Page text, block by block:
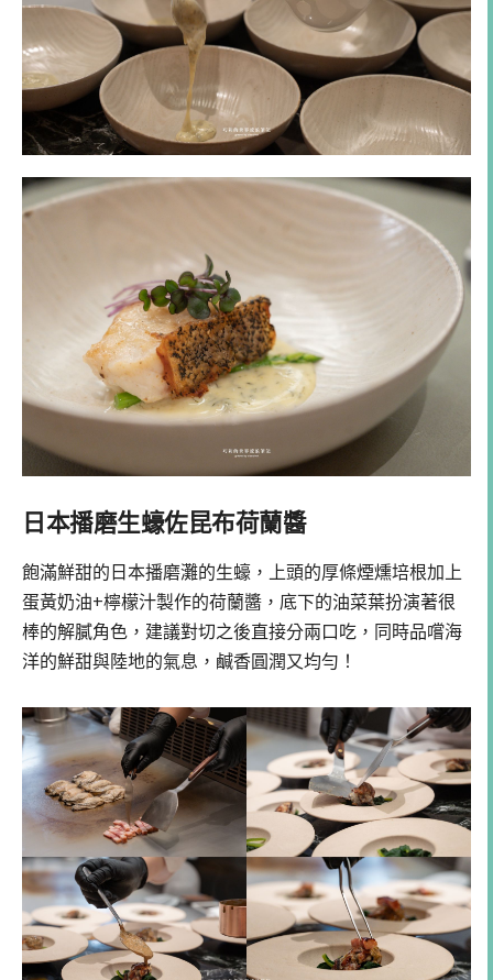
日本播磨生蠔佐昆布荷蘭醬
飽滿鮮甜的日本播磨灘的生蠔，上頭的厚條煙燻培根加上
蛋黃奶油+檸檬汁製作的荷蘭醬，底下的油菜葉扮演著很
棒的解膩角色，建議對切之後直接分兩口吃，同時品嚐海
洋的鮮甜與陸地的氣息，鹹香圓潤又均勻！